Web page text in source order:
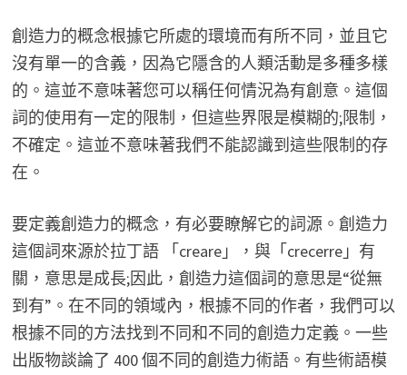
創造力的概念根據它所處的環境而有所不同，並且它
沒有單一的含義，因為它隱含的人類活動是多種多樣
的。這並不意味著您可以稱任何情況為有創意。這個
詞的使用有一定的限制，但這些界限是模糊的;限制，
不確定。這並不意味著我們不能認識到這些限制的存
在。
要定義創造力的概念，有必要瞭解它的詞源。創造力
這個詞來源於拉丁語 「creare」，與「crecerre」有
關，意思是成長;因此，創造力這個詞的意思是“從無
到有”。在不同的領域內，根據不同的作者，我們可以
根據不同的方法找到不同和不同的創造力定義。一些
出版物談論了 400 個不同的創造力術語。有些術語模